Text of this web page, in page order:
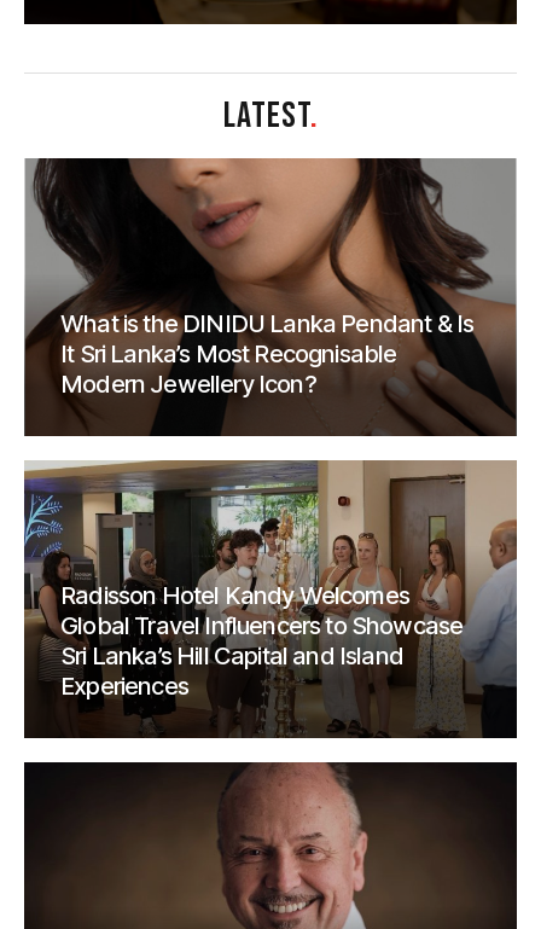
LATEST.
What is the DINIDU Lanka Pendant & Is
It Sri Lanka’s Most Recognisable
Modern Jewellery Icon?
Radisson Hotel Kandy Welcomes
Global Travel Influencers to Showcase
Sri Lanka’s Hill Capital and Island
Experiences